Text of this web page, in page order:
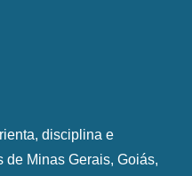
disciplina e
Minas Gerais, Goiás,